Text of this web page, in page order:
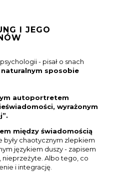
I JEGO
- pisał o snach
sposobie
autoportretem
wyrażonym
.
między świadomością
były chaotycznym zlepkiem
językiem duszy - zapisem
Albo tego, co
i integrację.